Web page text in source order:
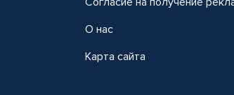
О нас
Карта сайта